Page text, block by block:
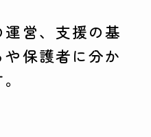
営、支援の基
保護者に分か